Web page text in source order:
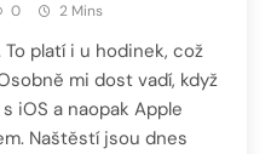
0 2 Mins
platí i u hodinek, což
mi dost vadí, když
iOS a naopak Apple
Naštěstí jsou dnes